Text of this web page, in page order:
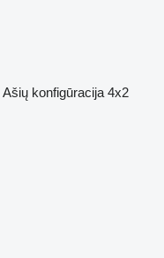
Ašių konfigūracija 4x2